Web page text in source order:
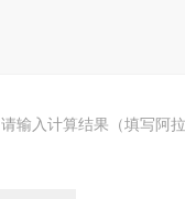
请输入计算结果（填写阿